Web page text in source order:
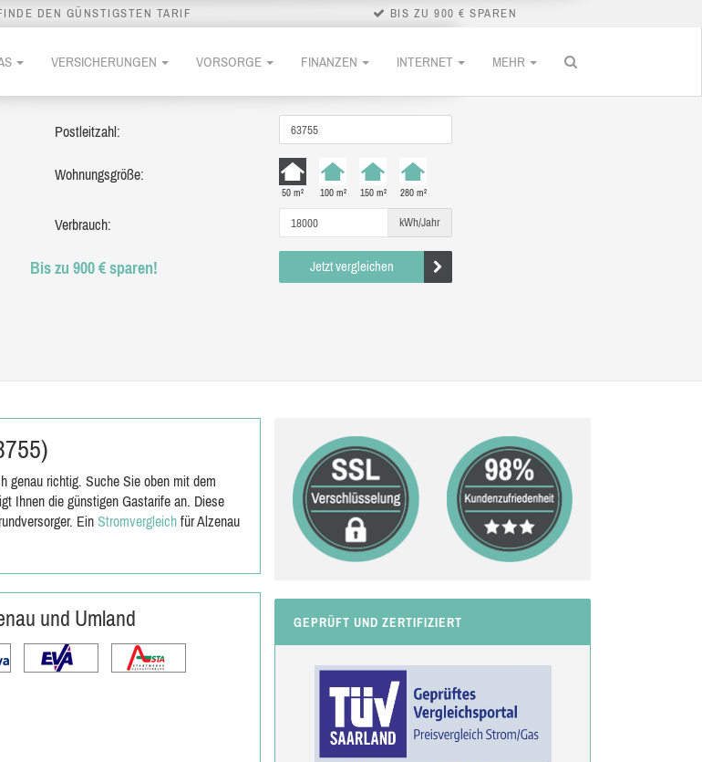
DEN GÜNSTIGSTEN TARIF BIS ZU 900 € SPAREN
VERSICHERUNGEN VORSORGE FINANZEN INTERNET MEHR
Postleitzahl:
Wohnungsgröße:
50 m² 100 m² 150 m² 280 m²
Verbrauch: kWh/Jahr
Bis zu 900 € sparen! Jetzt vergleichen
genau richtig. Suche Sie oben mit dem
Ihnen die günstigen Gastarife an. Diese
Ein Stromvergleich für Alzenau
und Umland GEPRÜFT UND ZERTIFIZIERT